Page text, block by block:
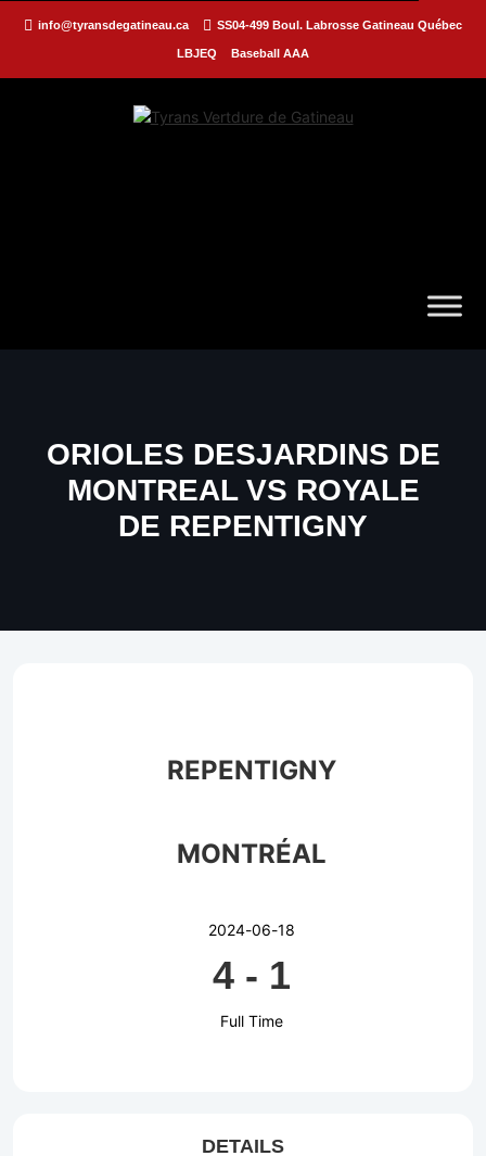
info@tyransdegatineau.ca SS04-499 Boul. Labrosse Gatineau Québec
LBJEQ Baseball AAA
ORIOLES DESJARDINS DE
MONTREAL VS ROYALE
DE REPENTIGNY
REPENTIGNY
MONTRÉAL
2024-06-18
4- 1
Full Time
DETAILS